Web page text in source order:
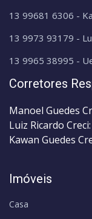
13 99681 6306 -
13 9973 93179 -
13 9965 38995 -
Corretores
Manoel Guedes
Luiz Ricardo
Kawan Guedes
Imóveis
Casa